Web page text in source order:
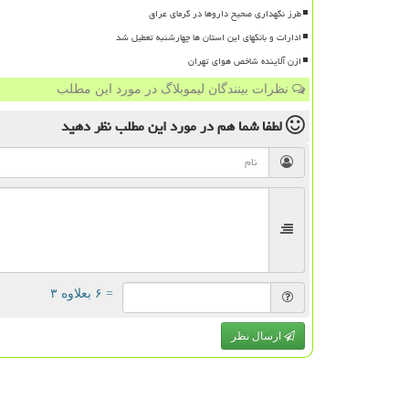
طرز نگهداری صحیح داروها در گرمای عراق
ادارات و بانکهای این استان ها چهارشنبه تعطیل شد
ازن آلاینده شاخص هوای تهران
نظرات بینندگان لیموبلاگ در مورد این مطلب
لطفا شما همدر مورد این مطلبنظر دهید
= ۶ بعلاوه ۳
ارسال نظر